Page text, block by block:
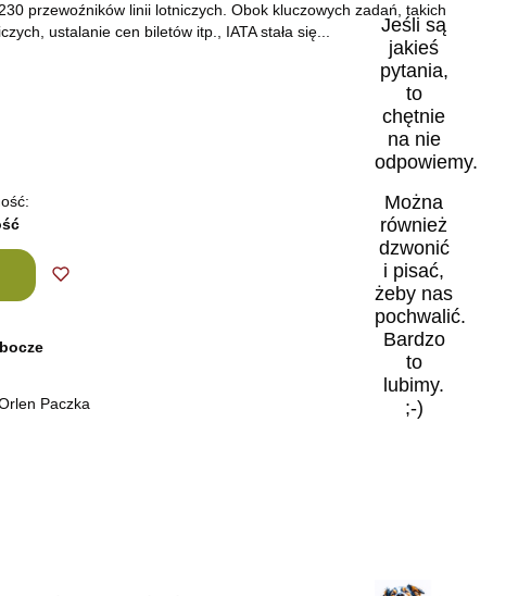
Jeśli są
jakieś
pytania,
to
chętnie
na nie
odpowiemy.
Można
również
dzwonić
i pisać,
żeby nas
pochwalić.
Bardzo
to
lubimy.
;-)
przewoźników linii lotniczych. Obok kluczowych zadań, takich
ustalanie cen biletów itp., IATA stała się...
Paczka